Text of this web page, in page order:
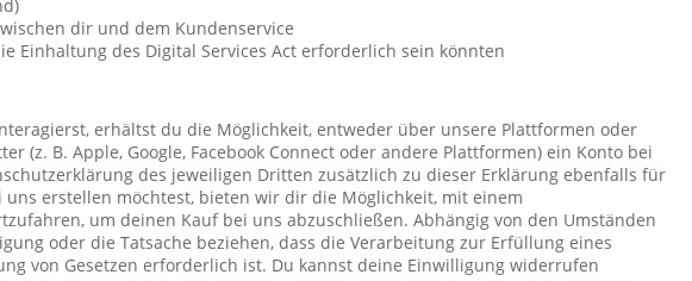
dir und dem Kundenservice
Einhaltung des Digital Services Act erforderlich sein könnten
erhältst du die Möglichkeit, entweder über unsere Plattformen oder
(z. B. Apple, Google, Facebook Connect oder andere Plattformen) ein Konto bei
des jeweiligen Dritten zusätzlich zu dieser Erklärung ebenfalls für
erstellen möchtest, bieten wir dir die Möglichkeit, mit einem
um deinen Kauf bei uns abzuschließen. Abhängig von den Umständen
oder die Tatsache beziehen, dass die Verarbeitung zur Erfüllung eines
von Gesetzen erforderlich ist. Du kannst deine Einwilligung widerrufen